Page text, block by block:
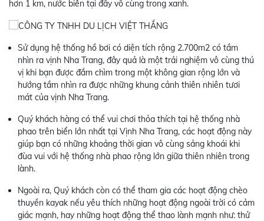
hơn 1 km, nước biển tại đây vô cùng trong xanh.
Sử dụng hệ thống hồ bơi có diện tích rộng 2.700m2 có tầm
nhìn ra vịnh Nha Trang, đây quả là một trải nghiệm vô cùng thú
vị khi bạn được đắm chìm trong một không gian rộng lớn và
hướng tầm nhìn ra được những khung cảnh thiên nhiên tươi
mát của vịnh Nha Trang.
Quý khách hàng có thể vui chơi thỏa thích tại hệ thống nhà
phao trên biển lớn nhất tại Vịnh Nha Trang, các hoạt động này
giúp bạn có những khoảng thời gian vô cùng sảng khoái khi
đùa vui với hệ thống nhà phao rộng lớn giữa thiên nhiên trong
lành.
Ngoài ra, Quý khách còn có thể tham gia các hoạt động chèo
thuyền kayak nếu yêu thích những hoạt động ngoài trời có cảm
giác mạnh, hay những hoạt động thể thao lành mạnh như: thử